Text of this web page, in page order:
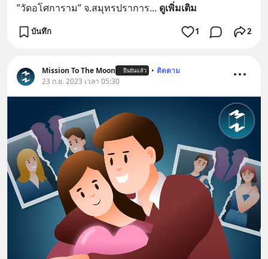
”วัดอโศการาม” จ.สมุทรปราการ... ดูเพิ่มเติม
บันทึก 1 2
Mission To The Moon ยืนยันแล้ว • ติดตาม
23 ก.ย. 2023 เวลา 05:30